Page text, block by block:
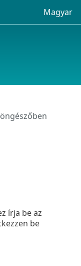
Magyar
írja be az
be